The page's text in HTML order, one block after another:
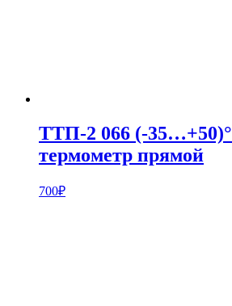
ТТП-2 066 (-
термометр прямой
700₽